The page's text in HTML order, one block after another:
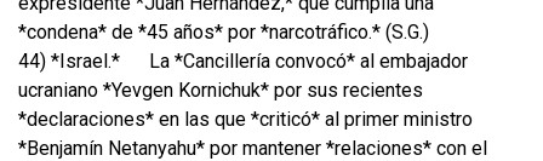
*condena* de *45 años* por *narcotráfico.* (S.G.)
44) *Israel.*
La *Cancillería convocó* al embajador
ucraniano *Yevgen Kornichuk* por sus recientes
*declaraciones* en las que *criticó* al primer ministro
*Benjamín Netanyahu* por mantener *relaciones* con el